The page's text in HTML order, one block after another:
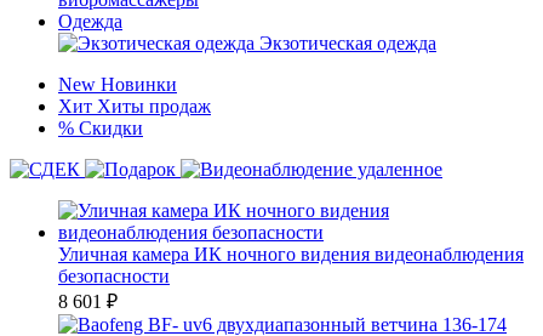
Одежда
Экзотическая одежда
New Новинки
Хит Хиты продаж
% Скидки
Уличная камера ИК ночного видения видеонаблюдения
безопасности
8 601 ₽